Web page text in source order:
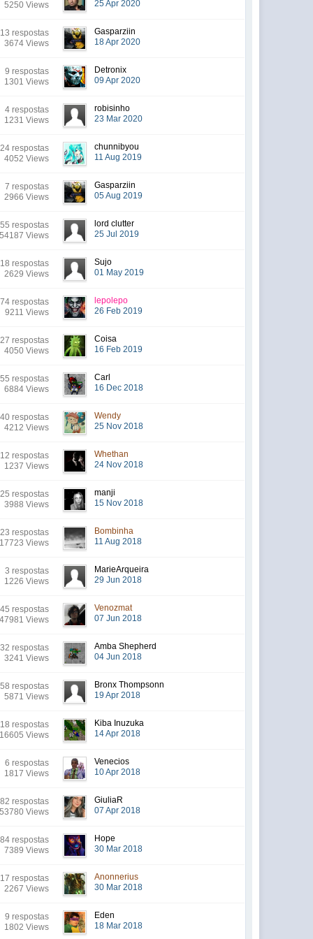
5250 Views
25 Apr 2020
13 respostas
3674 Views
Gasparziin
18 Apr 2020
9 respostas
1301 Views
Detronix
09 Apr 2020
4 respostas
1231 Views
robisinho
23 Mar 2020
24 respostas
4052 Views
chunnibyou
11 Aug 2019
7 respostas
2966 Views
Gasparziin
05 Aug 2019
respostas
54187 Views
lord clutter
25 Jul 2019
18 respostas
2629 Views
Sujo
01 May 2019
74 respostas
9211 Views
lepolepo
26 Feb 2019
27 respostas
4050 Views
Coisa
16 Feb 2019
55 respostas
6884 Views
Carl
16 Dec 2018
40 respostas
4212 Views
Wendy
25 Nov 2018
12 respostas
1237 Views
Whethan
24 Nov 2018
25 respostas
3988 Views
manji
15 Nov 2018
respostas
17723 Views
Bombinha
11 Aug 2018
3 respostas
1226 Views
MarieArqueira
29 Jun 2018
respostas
47981 Views
Venozmat
07 Jun 2018
32 respostas
3241 Views
Amba Shepherd
04 Jun 2018
58 respostas
5871 Views
Bronx Thompsonn
19 Apr 2018
respostas
16605 Views
Kiba Inuzuka
14 Apr 2018
6 respostas
1817 Views
Venecios
10 Apr 2018
respostas
53780 Views
GiuliaR
07 Apr 2018
84 respostas
7389 Views
Hope
30 Mar 2018
17 respostas
2267 Views
Anonnerius
30 Mar 2018
9 respostas
1802 Views
Eden
18 Mar 2018